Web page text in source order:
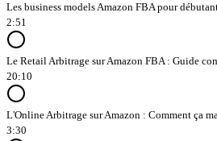
Les business models Amazon FBA pour
2:51
Le Retail Arbitrage sur Amazon FBA : Guide
20:10
L'Online Arbitrage sur Amazon : Comment ça
3:30